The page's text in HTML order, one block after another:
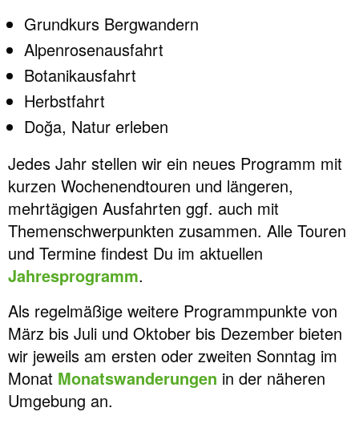
Grundkurs Bergwandern
Alpenrosenausfahrt
Botanikausfahrt
Herbstfahrt
Doğa, Natur erleben
Jedes Jahr stellen wir ein neues Programm mit
kurzen Wochenendtouren und längeren,
mehrtägigen Ausfahrten ggf. auch mit
Themenschwerpunkten zusammen. Alle Touren
und Termine findest Du im aktuellen
Jahresprogramm.
Als regelmäßige weitere Programmpunkte von
März bis Juli und Oktober bis Dezember bieten
wir jeweils am ersten oder zweiten Sonntag im
Monat Monatswanderungen in der näheren
Umgebung an.